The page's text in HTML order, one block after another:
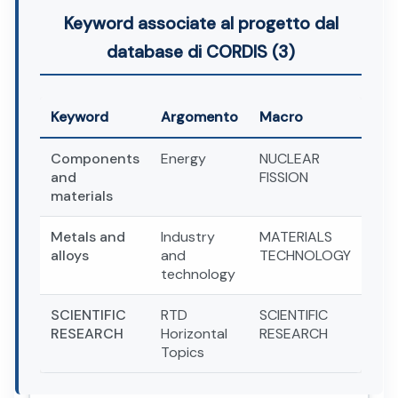
Keyword associate al progetto dal
database di CORDIS (3)
Keyword Argomento Macro
Components
and
materials
Energy
NUCLEAR
FISSION
Metals and
alloys
Industry
and
technology
MATERIALS
TECHNOLOGY
SCIENTIFIC
RESEARCH
RTD
Horizontal
Topics
SCIENTIFIC
RESEARCH